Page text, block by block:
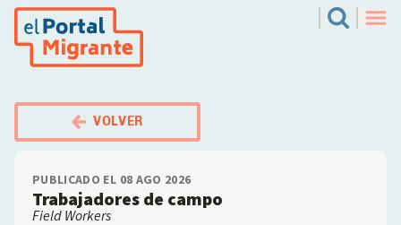
Pasar
contenido
Search
VOLVER
PUBLICADO EL 08 AGO 2026
Trabajadores de campo
Field Workers